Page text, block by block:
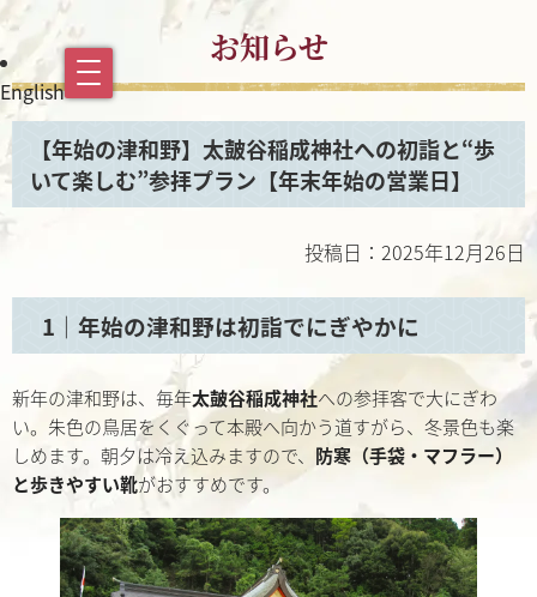
English
お知らせ
【年始の津和野】太皷谷稲成神社への初詣と“歩
いて楽しむ”参拝プラン【年末年始の営業日】
投稿日：2025年12月26日
1｜年始の津和野は初詣でにぎやかに
新年の津和野は、毎年太皷谷稲成神社への参拝客で大にぎわ
い。朱色の鳥居をくぐって本殿へ向かう道すがら、冬景色も楽
しめます。朝夕は冷え込みますので、 防寒（手袋・マフラー）
と歩きやすい靴がおすすめです。